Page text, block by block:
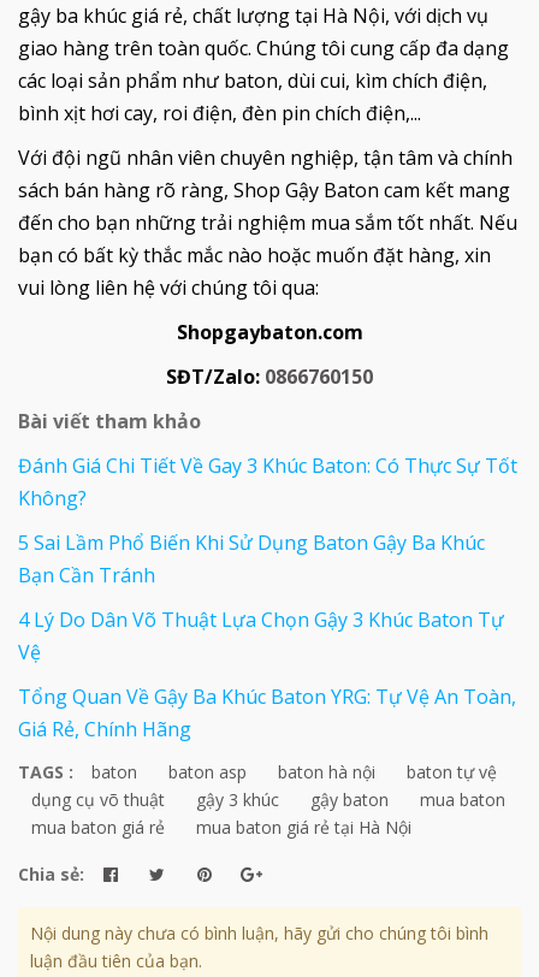
gậy ba khúc giá rẻ, chất lượng tại Hà Nội, với dịch vụ
giao hàng trên toàn quốc. Chúng tôi cung cấp đa dạng
các loại sản phẩm như baton, dùi cui, kìm chích điện,
bình xịt hơi cay, roi điện, đèn pin chích điện,...
Với đội ngũ nhân viên chuyên nghiệp, tận tâm và chính
sách bán hàng rõ ràng, Shop Gậy Baton cam kết mang
đến cho bạn những trải nghiệm mua sắm tốt nhất. Nếu
bạn có bất kỳ thắc mắc nào hoặc muốn đặt hàng, xin
vui lòng liên hệ với chúng tôi qua:
Shopgaybaton.com
SĐT/Zalo: 0866760150
Bài viết tham khảo
Đánh Giá Chi Tiết Về Gay 3 Khúc Baton: Có Thực Sự Tốt
Không?
5 Sai Lầm Phổ Biến Khi Sử Dụng Baton Gậy Ba Khúc
Bạn Cần Tránh
4 Lý Do Dân Võ Thuật Lựa Chọn Gậy 3 Khúc Baton Tự
Vệ
Tổng Quan Về Gậy Ba Khúc Baton YRG: Tự Vệ An Toàn,
Giá Rẻ, Chính Hãng
TAGS : baton baton asp baton hà nội
baton tự vệ
dụng cụ võ thuật
gậy 3 khúc gậy baton
mua baton
mua baton giá rẻ
mua baton giá rẻ tại Hà Nội
Chia sẻ:
Nội dung này chưa có bình luận, hãy gửi cho chúng tôi bình
luận đầu tiên của bạn.